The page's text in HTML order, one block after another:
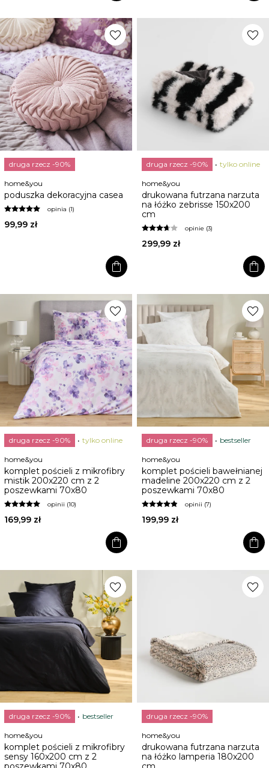
favorite
druga rzecz -90%
home&you
poduszka dekoracyjna casea
opinia (1)
99,99 zł
shopping_bag
favorite
druga rzecz -90% tylko online
home&you
drukowana futrzana narzuta
na łóżko zebrisse 150x200
cm
opinie (3)
299,99 zł
shopping_bag
favorite
druga rzecz -90% tylko online
home&you
komplet pościeli z mikrofibry
mistik 200x220 cm z 2
poszewkami 70x80
opinii (10)
169,99 zł
shopping_bag
favorite
druga rzecz -90% bestseller
home&you
komplet pościeli bawełnianej
madeline 200x220 cm z 2
poszewkami 70x80
opinii (7)
199,99 zł
shopping_bag
favorite
druga rzecz -90% bestseller
home&you
komplet pościeli z mikrofibry
sensy 160x200 cm z 2
favorite
druga rzecz -90%
home&you
drukowana futrzana narzuta
na łóżko lamperia 180x200